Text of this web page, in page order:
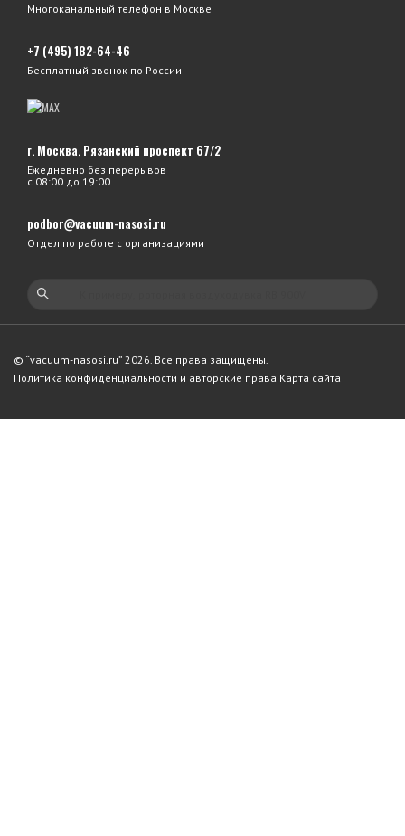
Многоканальный телефон в Москве
+7 (495) 182-64-46
Бесплатный звонок по России
г. Москва, Рязанский проспект 67/2
Ежедневно без перерывов
с 08:00 до 19:00
podbor@vacuum-nasosi.ru
Отдел по работе с организациями
© “vacuum-nasosi.ru” 2026. Все права защищены.
Политика конфиденциальности и авторские права Карта сайта